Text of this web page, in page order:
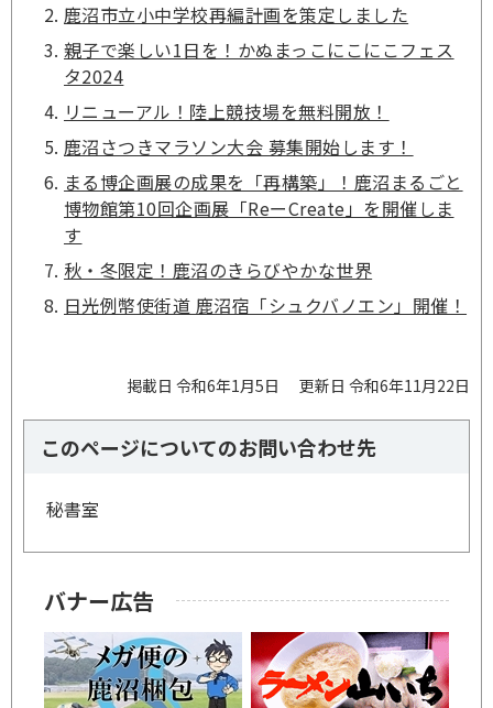
鹿沼市立小中学校再編計画を策定しました
親子で楽しい1日を！かぬまっこにこにこフェス
タ2024
リニューアル！陸上競技場を無料開放！
鹿沼さつきマラソン大会 募集開始します！
まる博企画展の成果を「再構築」！鹿沼まるごと
博物館第10回企画展「ReーCreate」を開催しま
す
秋・冬限定！鹿沼のきらびやかな世界
日光例幣使街道 鹿沼宿「シュクバノエン」開催！
掲載日 令和6年1月5日 更新日 令和6年11月22日
このページについてのお問い合わせ先
秘書室
バナー広告